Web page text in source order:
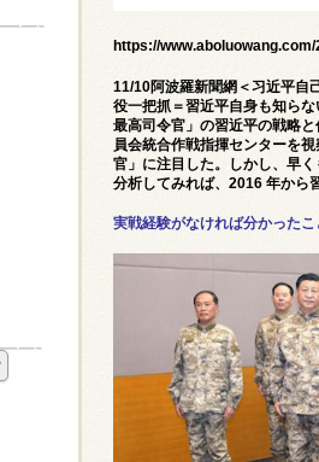
https://www.aboluowang.com/
11/10阿波羅新聞網＜习近平自
役一把抓＝習近平自身も知ら
最高司令官」の習近平の戦略
員会統合作戦指揮センターを
官」に注目した。しかし、早
分析してみれば、2016 年から
実戦経験がなければ分かったこ